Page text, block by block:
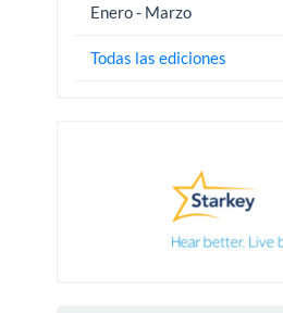
Enero - Marzo
Todas las ediciones